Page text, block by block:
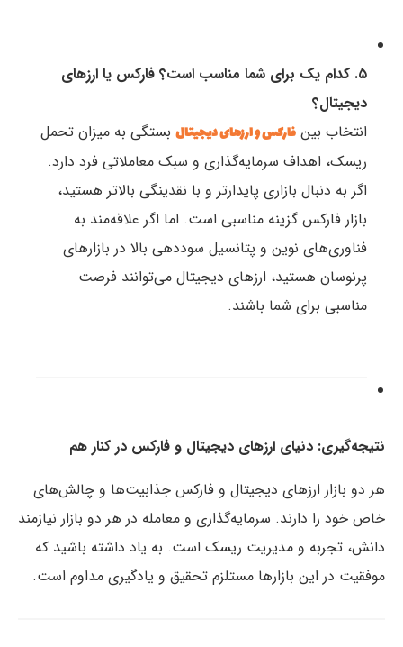
۵. کدام یک برای شما مناسب است؟ فارکس یا ارزهای
دیجیتال؟
انتخاب بینفارکس و ارزهای دیجیتالبستگی به میزان تحمل
ریسک، اهداف سرمایه‌گذاری و سبک معاملاتی فرد دارد.
اگر به دنبال بازاری پایدارتر و با نقدینگی بالاتر هستید،
بازار فارکس گزینه مناسبی است. اما اگر علاقه‌مند به
فناوری‌های نوین و پتانسیل سوددهی بالا در بازارهای
پرنوسان هستید، ارزهای دیجیتال می‌توانند فرصت
مناسبی برای شما باشند.
نتیجه‌گیری: دنیای ارزهای دیجیتال و فارکس در کنار هم
هر دو بازار ارزهای دیجیتال و فارکس جذابیت‌ها و چالش‌های
خاص خود را دارند. سرمایه‌گذاری و معامله در هر دو بازار نیازمند
دانش، تجربه و مدیریت ریسک است. به یاد داشته باشید که
موفقیت در این بازارها مستلزم تحقیق و یادگیری مداوم است.